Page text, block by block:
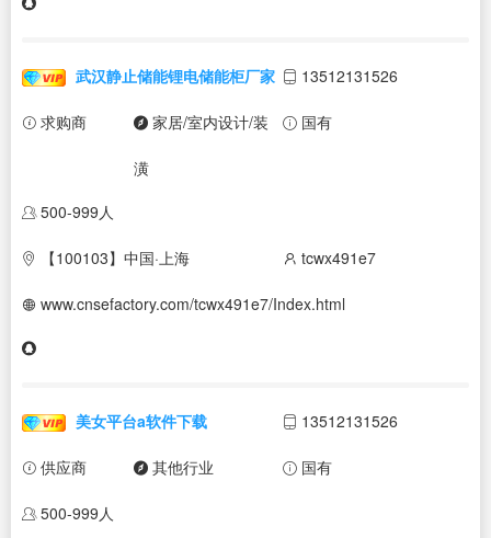
武汉静止储能锂电储能柜厂家 13512131526
求购商 家居/室内设计/装
潢
国有
500-999人
【100103】中国·上海 tcwx491e7
www.cnsefactory.com/tcwx491e7/Index.html
美女平台a软件下载 13512131526
供应商 其他行业 国有
500-999人